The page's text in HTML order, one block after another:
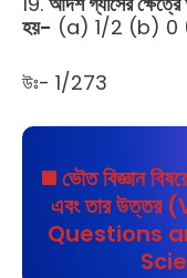
হয়- (a) 1/2 (b) 0
উঃ- 1/273
◼️ ভৌত বিজ্ঞান
এবং তার
Questions